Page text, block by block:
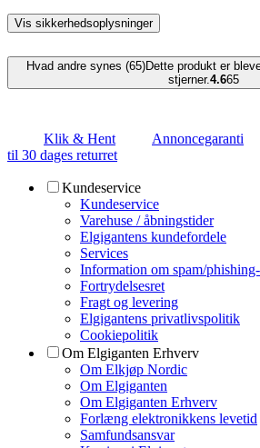
Vis sikkerhedsoplysninger
Hvad andre synes (65)Dette produkt er
stjerner.4.665
Klik & Hent Annoncegaranti
til 30 dages returret
Kundeservice
Kundeservice
Varehuse / åbningstider
Elgigantens kundefordele
Services
Information om spam/
Fortrydelsesret
Fragt og levering
Elgigantens privatlivspolitik
Cookiepolitik
Om Elgiganten Erhverv
Om Elkjøp Nordic
Om Elgiganten
Om Elgiganten Erhverv
Forlæng elektronikkens levetid
Samfundsansvar